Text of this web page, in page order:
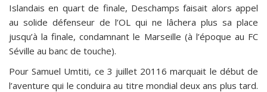
Islandais en quart de finale, Deschamps faisait alors appel
au solide défenseur de l’OL qui ne lâchera plus sa place
jusqu’à la finale, condamnant le Marseille (à l’époque au FC
Séville au banc de touche).
Pour Samuel Umtiti, ce 3 juillet 20116 marquait le début de
l’aventure qui le conduira au titre mondial deux ans plus tard.